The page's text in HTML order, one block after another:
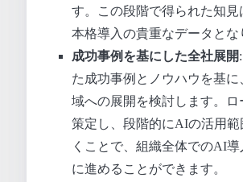
す。この段階で得られた知見
本格導入の貴重なデータとな
成功事例を基にした全社展開
た成功事例とノウハウを基
域への展開を検討します。ロ
策定し、段階的にAIの活用範
くことで、組織全体でのAI
に進めることができます。